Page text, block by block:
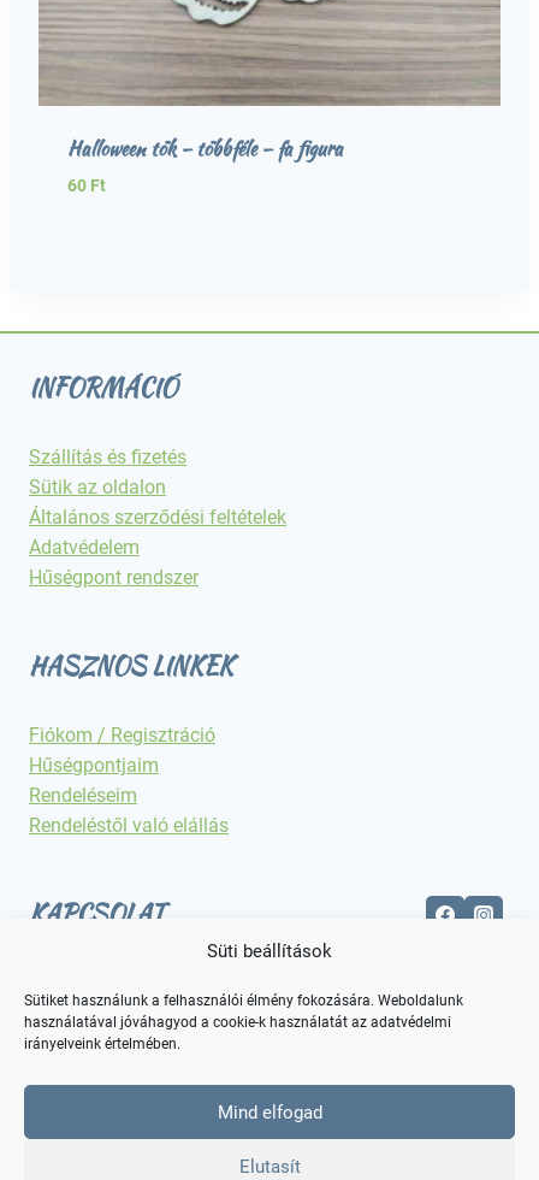
Süti beállítások
Sütiket használunk a felhasználói élmény fokozására. Weboldalunk
használatával jóváhagyod a cookie-k használatát az adatvédelmi
irányelveink értelmében.
Mind elfogad
Elutasít
Halloween tök – többféle – fa figura
60 Ft
INFORMÁCIÓ
Szállítás és fizetés
Sütik az oldalon
Általános szerződési feltételek
Adatvédelem
Hűségpont rendszer
HASZNOS LINKEK
Fiókom / Regisztráció
Hűségpontjaim
Rendeléseim
Rendeléstől való elállás
KAPCSOLAT